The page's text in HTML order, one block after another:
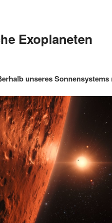
Exoplaneten
unseres